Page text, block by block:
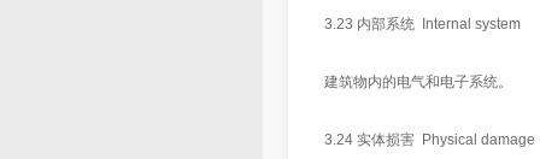
3.23 内部系统 Internal system
建筑物内的电气和电子系统。
3.24 实体损害 Physical damage